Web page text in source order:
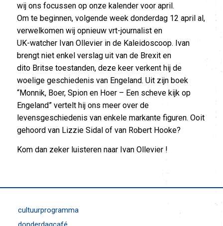
wij ons focussen op onze kalender voor april.
Om te beginnen, volgende week donderdag 12 april al,
verwelkomen wij opnieuw vrt-journalist en
UK-watcher Ivan Ollevier in de Kaleidoscoop. Ivan
brengt niet enkel verslag uit van de Brexit en
dito Britse toestanden, deze keer verkent hij de
woelige geschiedenis van Engeland. Uit zijn boek
“Monnik, Boer, Spion en Hoer – Een scheve kijk op
Engeland” vertelt hij ons meer over de
levensgeschiedenis van enkele markante figuren. Ooit
gehoord van Lizzie Sidal of van Robert Hooke?
Kom dan zeker luisteren naar Ivan Ollevier !
cultuurprogramma